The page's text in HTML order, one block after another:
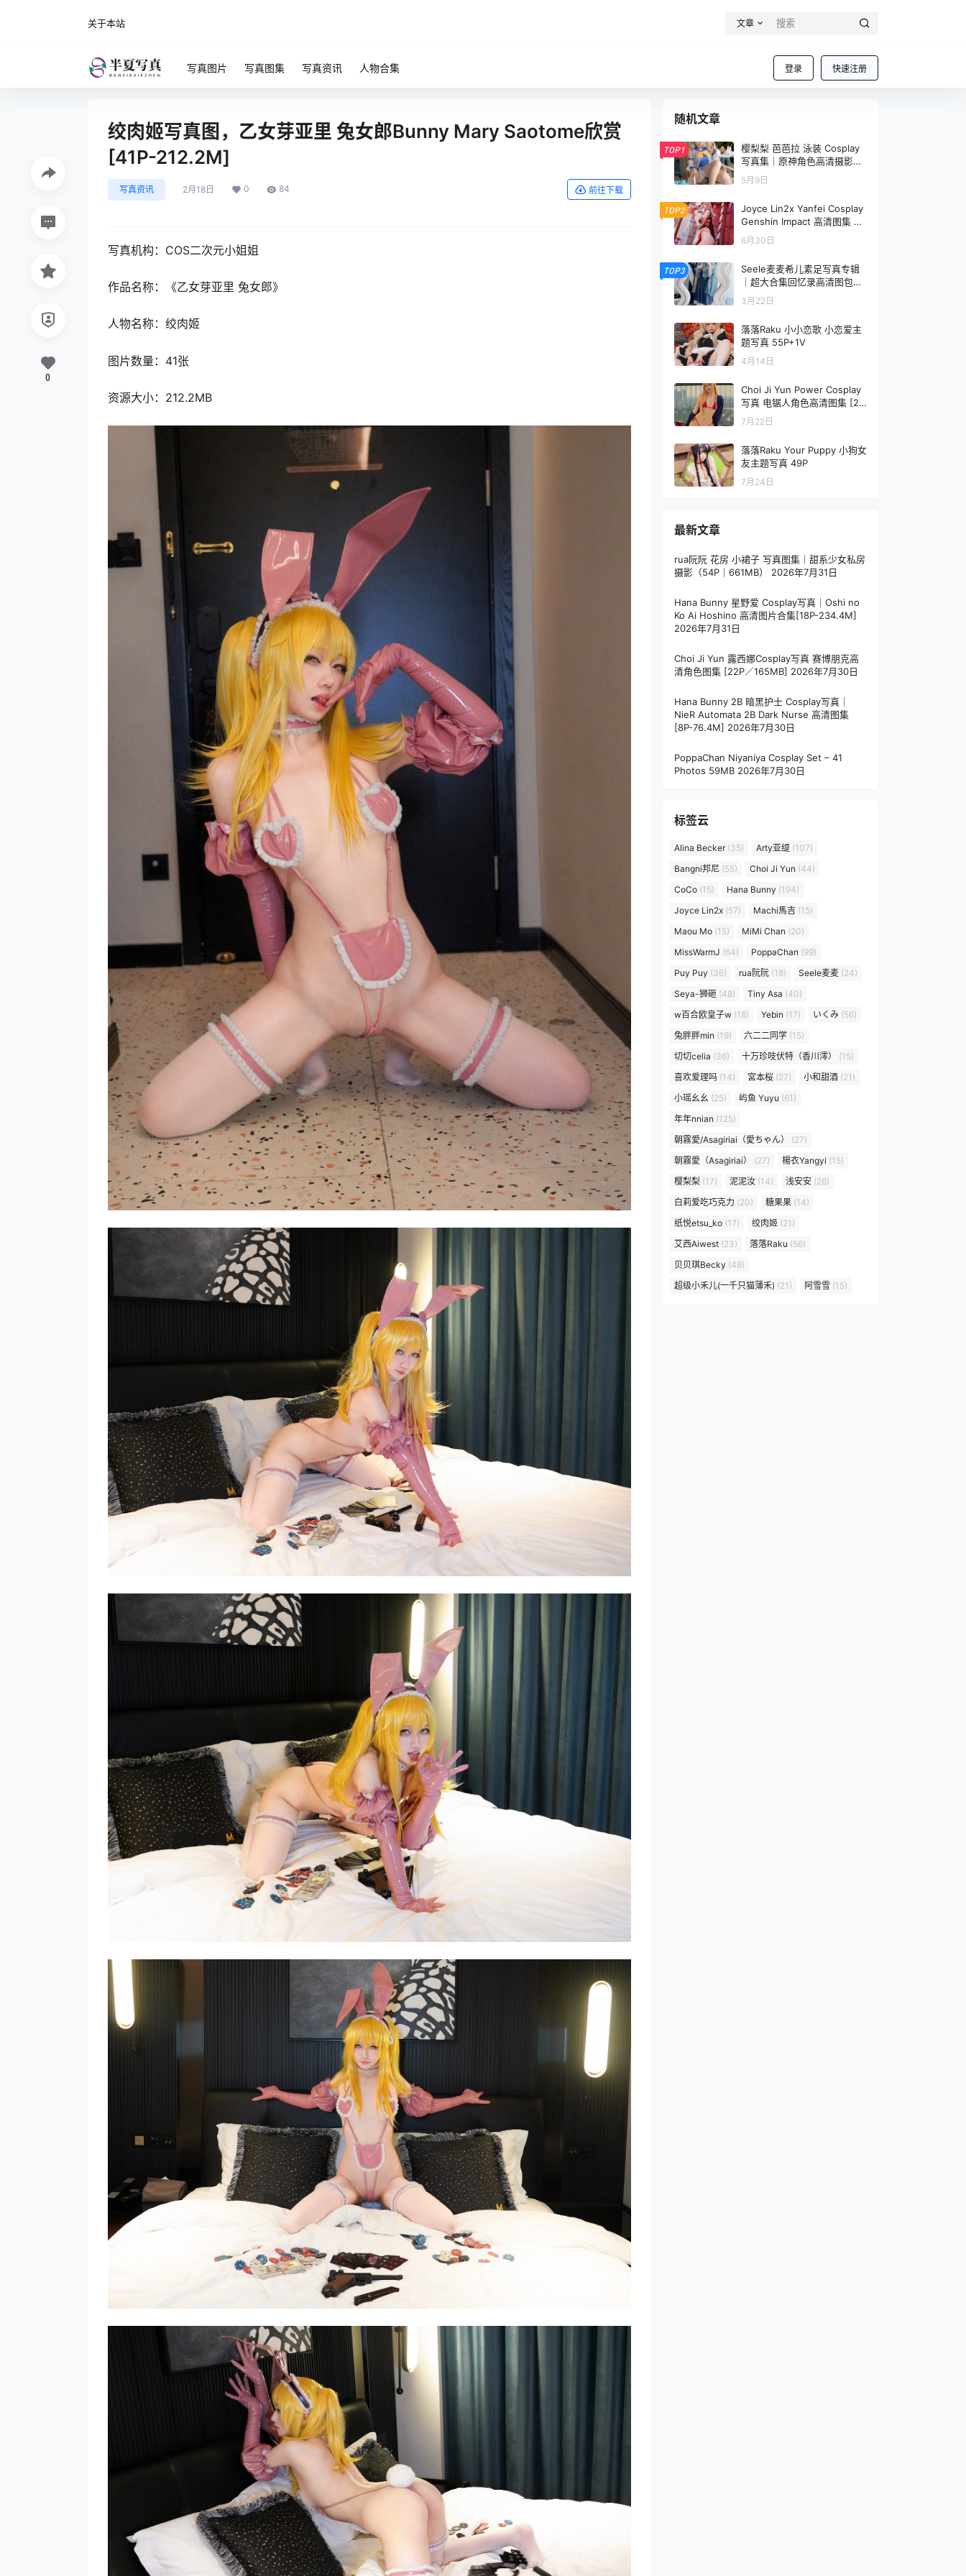
关于本站 文章
登录 快速注册
写真图片 写真图集 写真资讯 人物合集
绞肉姬写真图，乙女芽亚里 兔女郎Bunny Mary Saotome欣赏
[41P-212.2M]
写真资讯 2月18日 0 84 前往下载
写真机构：COS二次元小姐姐
作品名称：《乙女芽亚里 兔女郎》
人物名称：绞肉姬
图片数量：41张
资源大小：212.2MB
0
随机文章
TOP1
樱梨梨 芭芭拉 泳装 Cosplay
写真集｜原神角色高清摄影
（30P｜576MB）
5月9日
TOP2
Joyce Lin2x Yanfei Cosplay
Genshin Impact 高清图集 33
6月30日
TOP3
Seele麦麦希儿素足写真专辑
｜超大合集回忆录高清图包
（322P-389.8M）
3月22日
落落Raku 小小恋歌 小恋爱主
题写真 55P+1V
4月14日
Choi Ji Yun Power Cosplay
写真 电锯人角色高清图集 [23
P／26MB]
7月22日
落落Raku Your Puppy 小狗女
友主题写真 49P
7月24日
最新文章
rua阮阮 花房 小裙子 写真图集｜甜系少女私房
摄影（54P｜661MB）
2026年7月31日
Hana Bunny 星野爱 Cosplay写真｜Oshi no
Ko Ai Hoshino 高清图片合集[18P-234.4M]
2026年7月31日
Choi Ji Yun 露西娜Cosplay写真 赛博朋克高
清角色图集 [22P／165MB] 2026年7月30日
Hana Bunny 2B 暗黑护士 Cosplay写真｜
NieR Automata 2B Dark Nurse 高清图集
[8P-76.4M] 2026年7月30日
PoppaChan Niyaniya Cosplay Set – 41
Photos 59MB 2026年7月30日
标签云
Alina Becker(35) Arty亚缇 (107)
Bangni邦尼 (55) Choi Ji Yun (44)
CoCo (15) Hana Bunny (194)
Joyce Lin2x (57) Machi馬吉 (15)
Maou Mo (15) MiMi Chan (20)
MissWarmJ (64) PoppaChan (99)
Puy Puy (36) rua阮阮 (18) Seele麦麦 (24)
Seya-狮砸 (48) Tiny Asa (40)
w百合欧皇子w (18) Yebin (17) いくみ (56)
兔胖胖min (19) 六二二同学 (15)
切切celia (36) 十万珍吱伏特（香川澪）
(15)
喜欢爱理吗 (14) 宮本桜 (27) 小和甜酒 (21)
小瑶幺幺 (25) 屿鱼 Yuyu (61)
年年nnian (125)
朝霧愛/Asagiriai（愛ちゃん）
(27)
朝霧愛（Asagiriai）
(27) 楊衣Yangyi (15)
樱梨梨 (17) 泥泥汝 (14) 浅安安 (26)
白莉爱吃巧克力 (20) 糖果果 (14)
纸悦etsu_ko (17) 绞肉姬 (21)
艾西Aiwest (23) 落落Raku (56)
贝贝琪Becky (48)
超级小禾儿(一千只猫薄禾) (21) 阿雪雪 (15)